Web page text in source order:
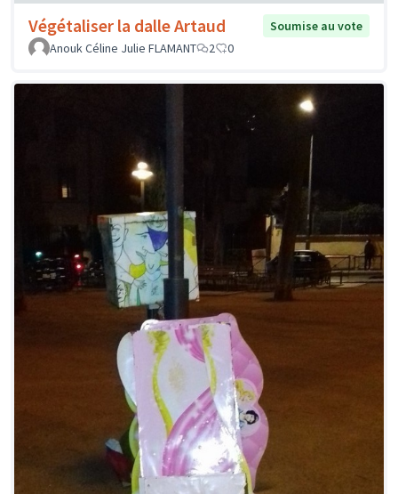
Végétaliser la dalle Artaud
Soumise au vote
Anouk Céline Julie FLAMANT
2 0